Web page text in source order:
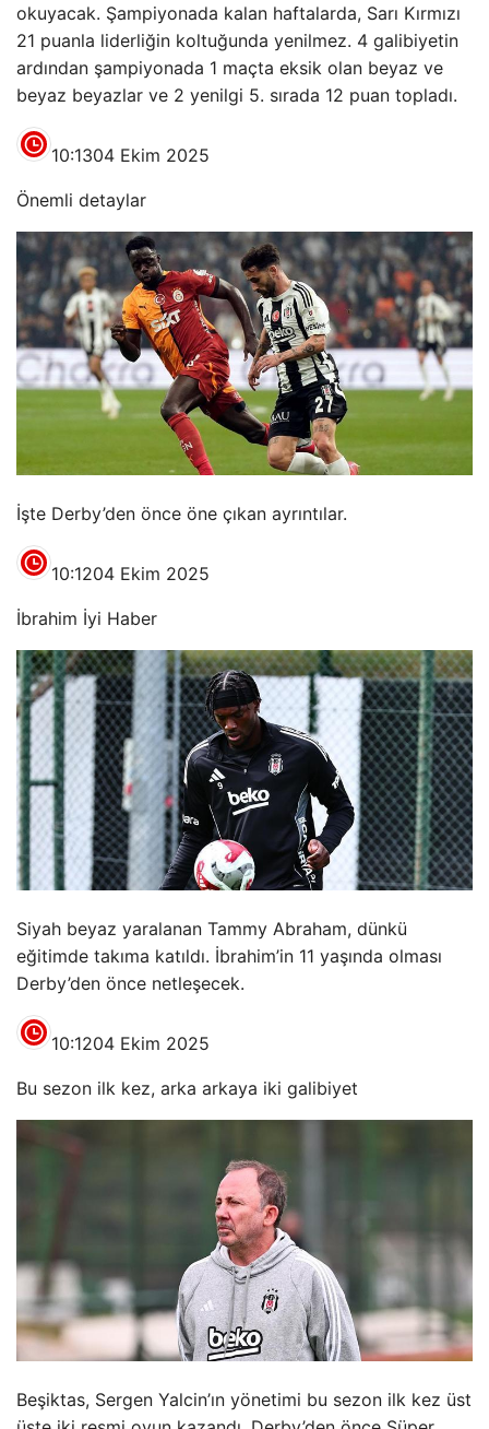
okuyacak. Şampiyonada kalan haftalarda, Sarı Kırmızı
21 puanla liderliğin koltuğunda yenilmez. 4 galibiyetin
ardından şampiyonada 1 maçta eksik olan beyaz ve
beyaz beyazlar ve 2 yenilgi 5. sırada 12 puan topladı.
10:1304 Ekim 2025
Önemli detaylar
İşte Derby’den önce öne çıkan ayrıntılar.
10:1204 Ekim 2025
İbrahim İyi Haber
Siyah beyaz yaralanan Tammy Abraham, dünkü
eğitimde takıma katıldı. İbrahim’in 11 yaşında olması
Derby’den önce netleşecek.
10:1204 Ekim 2025
Bu sezon ilk kez, arka arkaya iki galibiyet
Beşiktas, Sergen Yalcin’ın yönetimi bu sezon ilk kez üst